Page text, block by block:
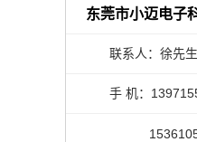
东莞市小迈电子
联系人：徐先生
手 机：